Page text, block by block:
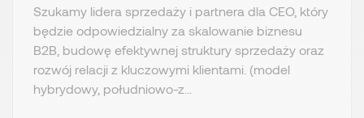
Szukamy lidera sprzedaży i partnera dla CEO, który
będzie odpowiedzialny za skalowanie biznesu
B2B, budowę efektywnej struktury sprzedaży oraz
rozwój relacji z kluczowymi klientami. (model
hybrydowy, południowo-z...